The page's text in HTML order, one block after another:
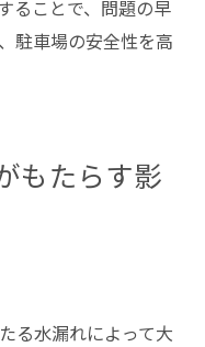
ることで、問題の早
駐車場の安全性を高
もたらす影
る水漏れによって大